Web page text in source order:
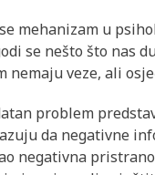
mehanizam u
se nešto što nas
nemaju veze, ali
problem
da negativne
negativna